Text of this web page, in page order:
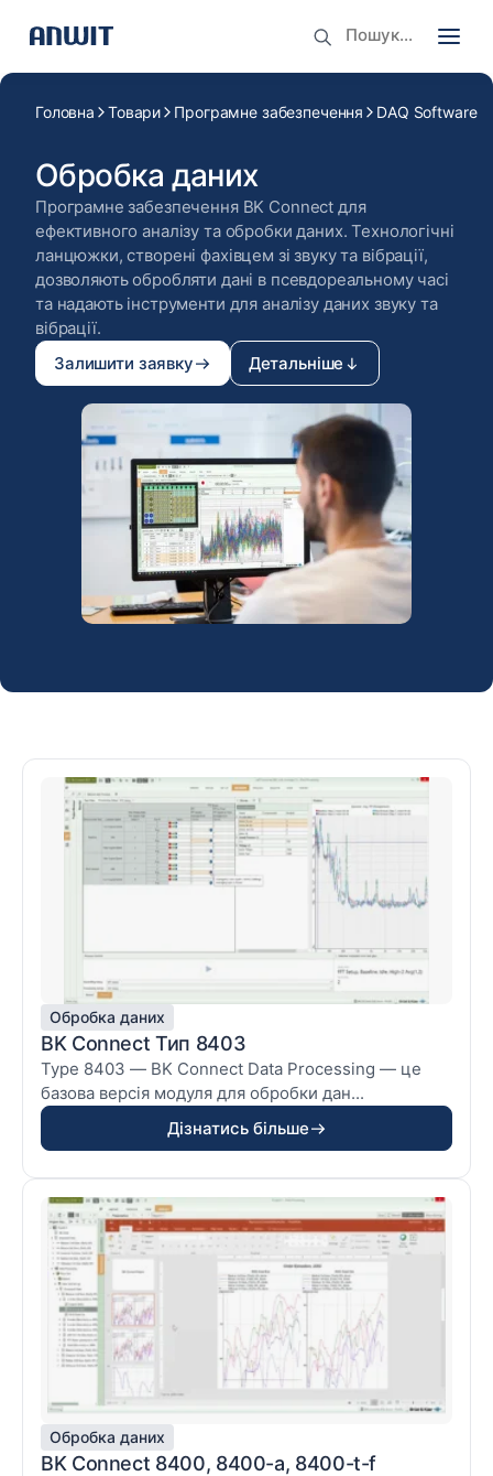
Головна Товари Програмне забезпечення DAQ Software
Обробка даних
Програмне забезпечення BK Connect для
ефективного аналізу та обробки даних. Технологічні
ланцюжки, створені фахівцем зі звуку та вібрації,
дозволяють обробляти дані в псевдореальному часі
та надають інструменти для аналізу даних звуку та
вібрації.
Залишити заявку
Детальніше
Обробка даних
BK Connect Тип 8403
Type 8403 — BK Connect Data Processing — це
базова версія модуля для обробки дан...
Дізнатись більше
Обробка даних
BK Connect 8400, 8400-a, 8400-t-f